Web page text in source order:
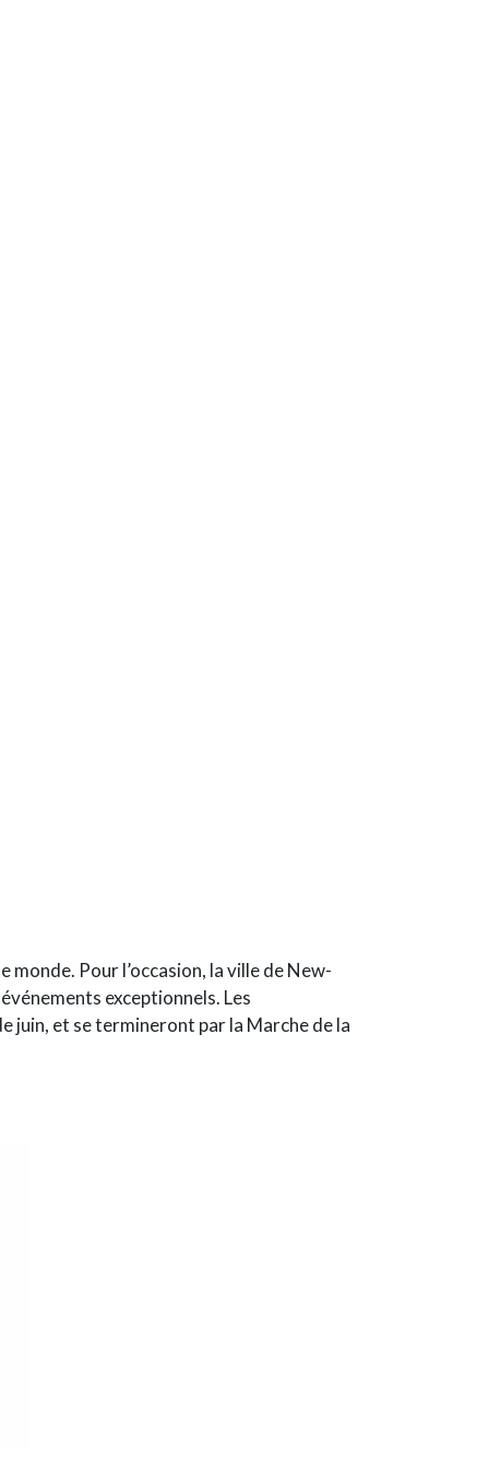
monde. Pour l’occasion, la ville de New-
exceptionnels. Les
juin, et se termineront par la Marche de la